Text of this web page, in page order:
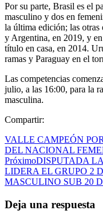
Por su parte, Brasil es el
masculino y dos en
la última edición; las otras
y Argentina, en 2019, y
título en casa, en 2014.
ramas y Paraguay en el
Las competencias
julio, a las 16:00, para la
masculina.
Compartir:
VALLE CAMPEÓN
DEL NACIONAL
PróximoDISPUTADA
LIDERA EL GRUPO 2
MASCULINO SUB 20
Deja una respuesta